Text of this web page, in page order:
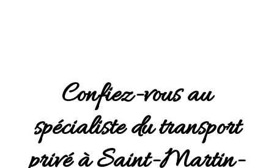
Confiez-vous au
spécialiste du transport